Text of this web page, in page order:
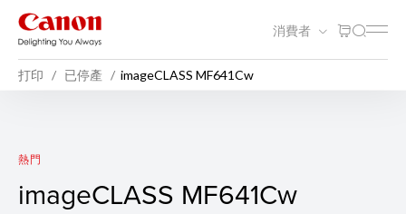
消費者
打印 已停產 imageCLASS MF641Cw
imageCLASS MF641Cw
熱門
imageCLASS MF641Cw